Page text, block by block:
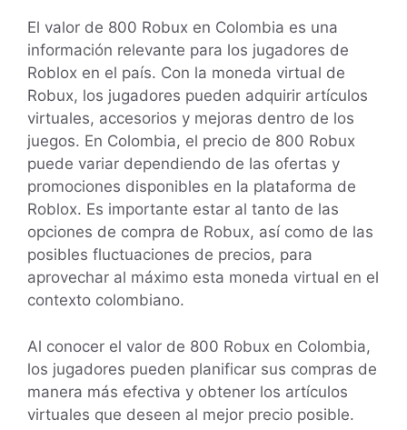
El valor de 800 Robux en Colombia es una
información relevante para los jugadores de
Roblox en el país. Con la moneda virtual de
Robux, los jugadores pueden adquirir artículos
virtuales, accesorios y mejoras dentro de los
juegos. En Colombia, el precio de 800 Robux
puede variar dependiendo de las ofertas y
promociones disponibles en la plataforma de
Roblox. Es importante estar al tanto de las
opciones de compra de Robux, así como de las
posibles fluctuaciones de precios, para
aprovechar al máximo esta moneda virtual en el
contexto colombiano.
Al conocer el valor de 800 Robux en Colombia,
los jugadores pueden planificar sus compras de
manera más efectiva y obtener los artículos
virtuales que deseen al mejor precio posible.